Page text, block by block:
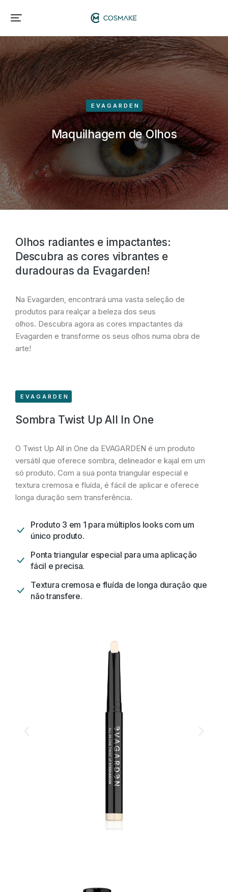
EVAGARDEN
Maquilhagem de Olhos
Olhos radiantes e impactantes:
Descubra as cores vibrantes e
duradouras da Evagarden!
Na Evagarden, encontrará uma vasta seleção de
produtos para realçar a beleza dos seus
olhos. Descubra agora as cores impactantes da
Evagarden e transforme os seus olhos numa obra de
arte!
EVAGARDEN
Sombra Twist Up All In One
O Twist Up All in One da EVAGARDEN é um produto
versátil que oferece sombra, delineador e kajal em um
só produto. Com a sua ponta triangular especial e
textura cremosa e fluída, é fácil de aplicar e oferece
longa duração sem transferência.
Produto 3 em 1 para múltiplos looks com um
único produto.
Ponta triangular especial para uma aplicação
fácil e precisa.
Textura cremosa e fluída de longa duração que
não transfere.